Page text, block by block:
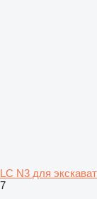
LC N3 для
7